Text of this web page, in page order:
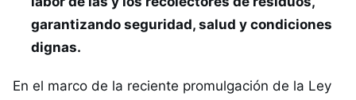
garantizando seguridad, salud y condiciones
dignas.
En el marco de la reciente promulgación de la Ley